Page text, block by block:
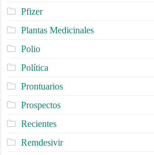
Pfizer
Plantas Medicinales
Polio
Política
Prontuarios
Prospectos
Recientes
Remdesivir